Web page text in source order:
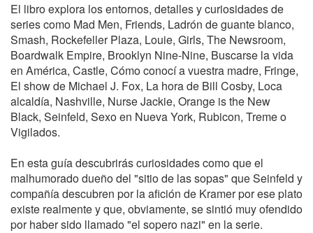
El libro explora los entornos, detalles y curiosidades de
series como Mad Men, Friends, Ladrón de guante blanco,
Smash, Rockefeller Plaza, Louie, Girls, The Newsroom,
Boardwalk Empire, Brooklyn Nine-Nine, Buscarse la vida
en América, Castle, Cómo conocí a vuestra madre, Fringe,
El show de Michael J. Fox, La hora de Bill Cosby, Loca
alcaldía, Nashville, Nurse Jackie, Orange is the New
Black, Seinfeld, Sexo en Nueva York, Rubicon, Treme o
Vigilados.
En esta guía descubrirás curiosidades como que el
malhumorado dueño del "sitio de las sopas" que Seinfeld y
compañía descubren por la afición de Kramer por ese plato
existe realmente y que, obviamente, se sintió muy ofendido
por haber sido llamado "el sopero nazi" en la serie.